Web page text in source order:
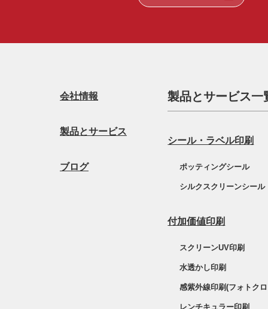
会社情報
製品とサービス
ブログ
製品とサービス一
シール・ラベル印刷
ポッティングシール
シルクスクリーンシール
付加価値印刷
スクリーンUV印刷
水透かし印刷
感紫外線印刷(フォトク
レンチキュラー印刷